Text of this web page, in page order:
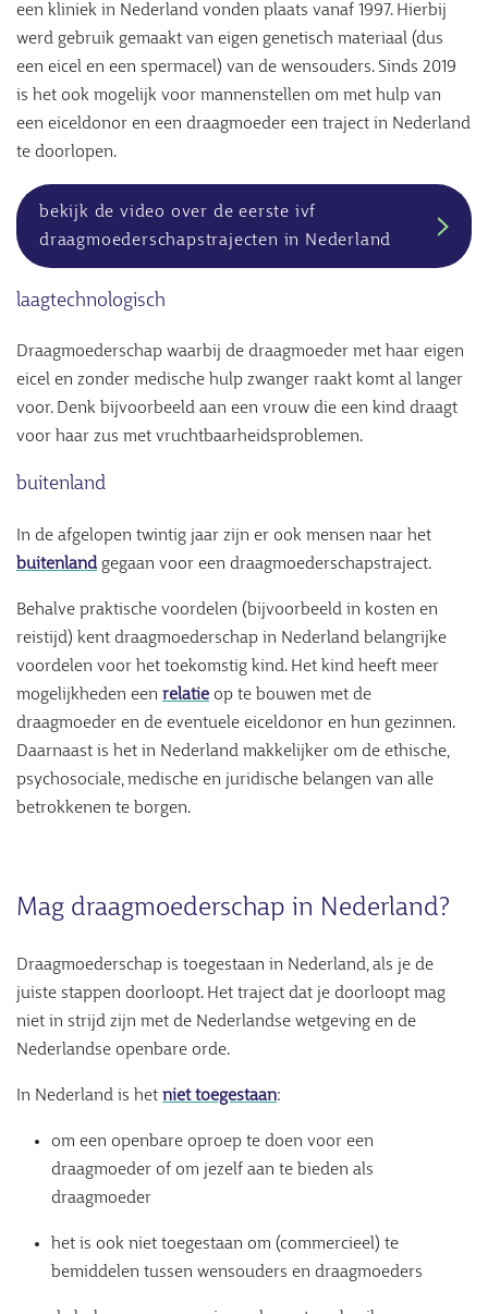
een kliniek in Nederland vonden plaats vanaf 1997. Hierbij
werd gebruik gemaakt van eigen genetisch materiaal (dus
een eicel en een spermacel) van de wensouders. Sinds 2019
is het ook mogelijk voor mannenstellen om met hulp van
een eiceldonor en een draagmoeder een traject in Nederland
te doorlopen.
bekijk de video over de eerste ivf
draagmoederschapstrajecten in Nederland
laagtechnologisch
Draagmoederschap waarbij de draagmoeder met haar eigen
eicel en zonder medische hulp zwanger raakt komt al langer
voor. Denk bijvoorbeeld aan een vrouw die een kind draagt
voor haar zus met vruchtbaarheidsproblemen.
buitenland
In de afgelopen twintig jaar zijn er ook mensen naar het
buitenlandgegaan voor een draagmoederschapstraject.
Behalve praktische voordelen (bijvoorbeeld in kosten en
reistijd) kent draagmoederschap in Nederland belangrijke
voordelen voor het toekomstig kind. Het kind heeft meer
mogelijkheden een relatie op te bouwen met de
draagmoeder en de eventuele eiceldonor en hun gezinnen.
Daarnaast is het in Nederland makkelijker om de ethische,
psychosociale, medische en juridische belangen van alle
betrokkenen te borgen.
Mag draagmoederschap in Nederland?
Draagmoederschap is toegestaan in Nederland, als je de
juiste stappen doorloopt. Het traject dat je doorloopt mag
niet in strijd zijn met de Nederlandse wetgeving en de
Nederlandse openbare orde.
In Nederland is het niet toegestaan:
om een openbare oproep te doen voor een
draagmoeder of om jezelf aan te bieden als
draagmoeder
het is ook niet toegestaan om (commercieel) te
bemiddelen tussen wensouders en draagmoeders